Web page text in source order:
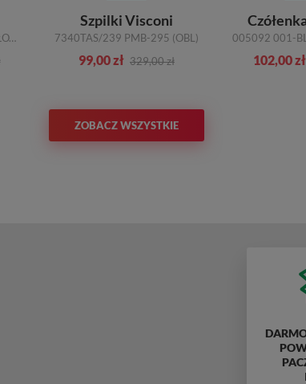
7250391/817 SATYNA ZŁOTO
Szpilki Visconi
7340TAS/239 PMB-295 (OBL)
99,00 zł 329,00 zł 102,00 zł
ZOBACZ WSZYSTKIE